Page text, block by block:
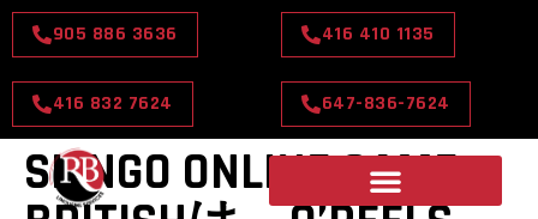
905 886 3636 416 410 1135
416 832 7624 647-836-7624
SLINGO ONLINE GAME